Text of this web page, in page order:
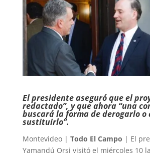
El presidente aseguró que el
redactado”, y que ahora “una
buscará la forma de derogarlo o
sustituirlo”.
Montevideo | Todo El Campo | El
Yamandú Orsi visitó el miércoles 10